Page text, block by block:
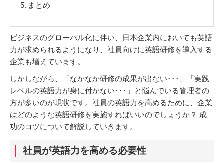
5. まとめ
ビジネスのグローバル化に伴い、日本企業内においても英語
力が求められるようになり、社員向けに英語研修を導入する
企業も増えています。
しかしながら、「なかなか研修の成果が出ない･･･」「実践
レベルの英語力が身に付かない･･･」と悩んでいる管理者の
方が多いのが現状です。社員の英語力を高めるために、企業
はどのような英語研修を実施すればいいのでしょうか？ 成
功のコツについて解説していきます。
社員が英語力を高める必要性